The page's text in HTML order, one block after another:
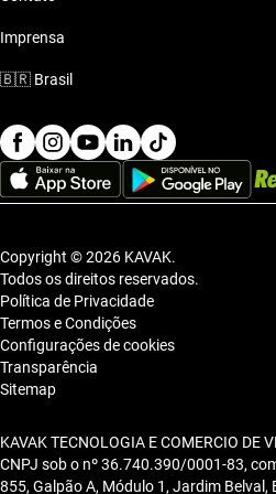
Imprensa
🇧🇷 Brasil
Copyright © 2026 KAVAK.
Todos os direitos reservados.
Política de Privacidade
Termos e Condições
Configurações de cookies
Transparência
Sitemap
KAVAK TECNOLOGIA E COMERCIO DE
CNPJ sob o nº 36.740.390/0001-83,
855, Galpão A, Módulo 1, Jardim Belval,